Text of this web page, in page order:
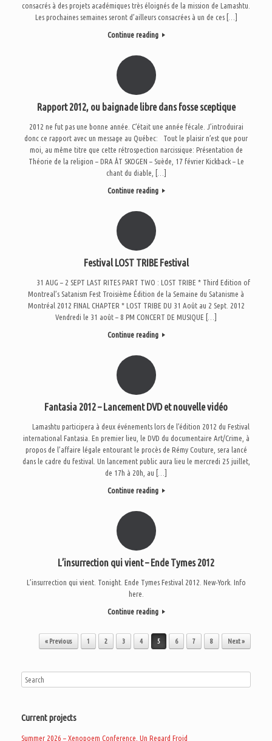
consacrés à des projets académiques très éloignés de la mission de Lamashtu.
Les prochaines semaines seront d’ailleurs consacrées à un de ces […]
Continue reading
Rapport 2012, ou baignade libre dans fosse sceptique
2012 ne fut pas une bonne année. C’était une année fécale. J’introduirai
donc ce rapport avec un message au Québec: Tout le plaisir n’est que pour
moi, au même titre que cette rétrospection narcissique: Présentation de
Théorie de la religion – DRA ÅT SKOGEN – Suède, 17 février Kickback – Le
chant du diable, […]
Continue reading
Festival LOST TRIBE Festival
31 AUG – 2 SEPT LAST RITES PART TWO : LOST TRIBE * Third Edition of
Montreal’s Satanism Fest Troisième Édition de la Semaine du Satanisme à
Montréal 2012 FINAL CHAPTER * LOST TRIBE DU 31 Août au 2 Sept. 2012
Vendredi le 31 août – 8 PM CONCERT DE MUSIQUE […]
Continue reading
Fantasia 2012 – Lancement DVD et nouvelle vidéo
Lamashtu participera à deux événements lors de l’édition 2012 du Festival
international Fantasia. En premier lieu, le DVD du documentaire Art/Crime, à
propos de l’affaire légale entourant le procès de Rémy Couture, sera lancé
dans le cadre du festival. Un lancement public aura lieu le mercredi 25 juillet,
de 17h à 20h, au […]
Continue reading
L’insurrection qui vient – Ende Tymes 2012
L’insurrection qui vient. Tonight. Ende Tymes Festival 2012. New-York. Info
here.
Continue reading
Post navigation
« Previous 1 2 3 4 5 6 7 8 Next »
Current projects
Summer 2026 – Xenopoem Conference, Un Regard Froid